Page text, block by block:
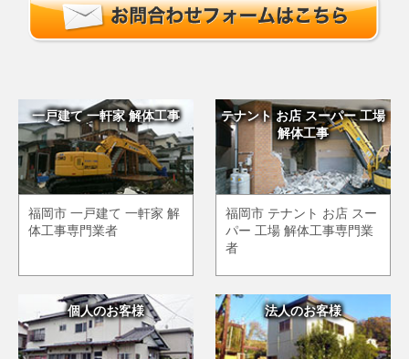
一戸建て 一軒家 解体工事
福岡市 一戸建て 一軒家 解
体工事専門業者
テナント お店 スーパー 工場
解体工事
福岡市 テナント お店 スー
パー 工場 解体工事専門業
者
個人のお客様 法人のお客様